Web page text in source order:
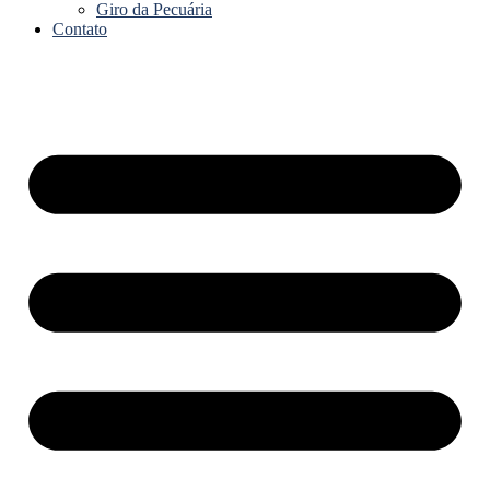
Giro da Pecuária
Contato